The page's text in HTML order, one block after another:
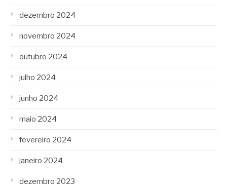
dezembro 2024
novembro 2024
outubro 2024
julho 2024
junho 2024
maio 2024
fevereiro 2024
janeiro 2024
dezembro 2023